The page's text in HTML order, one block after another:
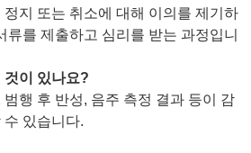
정지 또는 취소에 대해 이의를 제기하
류를 제출하고 심리를 받는 과정입니
것이 있나요?
행 후 반성, 음주 측정 결과 등이 감
수 있습니다.